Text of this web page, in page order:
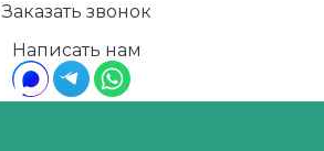
Написать нам
Заказать звонок